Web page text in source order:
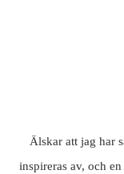
Älskar att jag har
inspireras av, och